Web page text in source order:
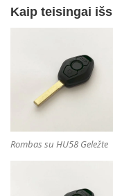
Kaip teisingai
Rombas su HU58 Geležte